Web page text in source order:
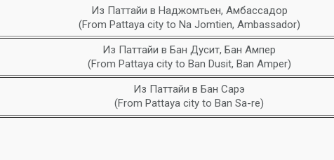
Из Паттайи в Наджомтьен, Амбассадор
(From Pattaya city to Na Jomtien, Ambassador)
Из Паттайи в Бан Дусит, Бан Ампер
(From Pattaya city to Ban Dusit, Ban Amper)
Из Паттайи в Бан Сарэ
(From Pattaya city to Ban Sa-re)